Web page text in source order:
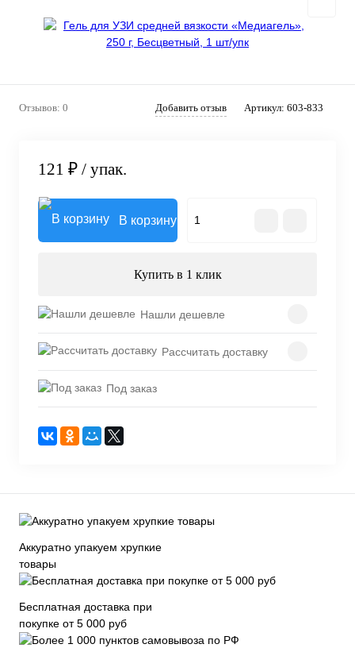
Отзывов: 0 Добавить отзыв Артикул: 603-833
121 ₽ / упак.
В корзину
Купить в 1 клик
Нашли дешевле
Рассчитать доставку
Под заказ
Аккуратно упакуем хрупкие
товары
Бесплатная доставка при
покупке от 5 000 руб